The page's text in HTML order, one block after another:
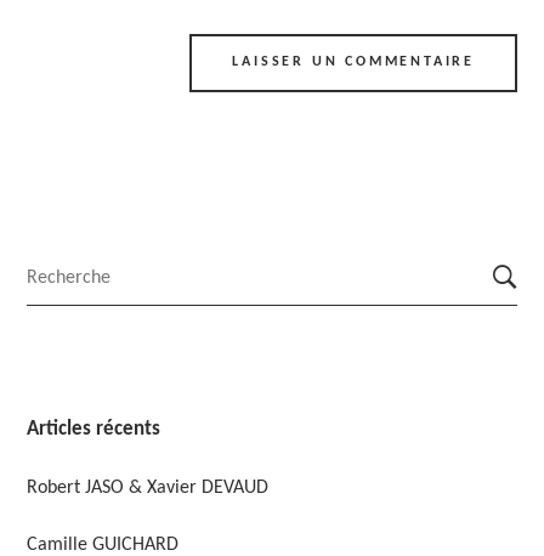
Articles récents
Robert JASO & Xavier DEVAUD
Camille GUICHARD